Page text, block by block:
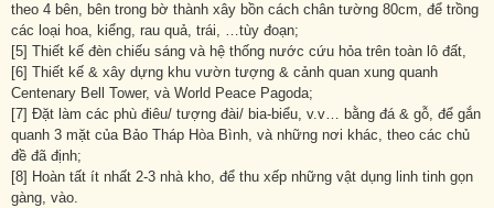
theo 4 bên, bên trong bờ thành xây bồn cách chân tường 80cm, để trồng
các loại hoa, kiểng, rau quả, trái, …tùy đoạn;
[5] Thiết kế đèn chiếu sáng và hệ thống nước cứu hỏa trên toàn lô đất,
[6] Thiết kế & xây dựng khu vườn tượng & cảnh quan xung quanh
Centenary Bell Tower, và World Peace Pagoda;
[7] Đặt làm các phù điêu/ tượng đài/ bia-biểu, v.v… bằng đá & gỗ, để gắn
quanh 3 mặt của Bảo Tháp Hòa Bình, và những nơi khác, theo các chủ
đề đã định;
[8] Hoàn tất ít nhất 2-3 nhà kho, để thu xếp những vật dụng linh tinh gọn
gàng, vào.